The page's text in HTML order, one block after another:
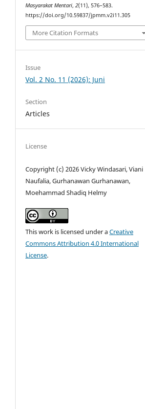
Masyarakat Mentari,2(11), 576–583.
https://doi.org/10.59837/jpmm.v2i11.305
More Citation Formats
Issue
Vol. 2 No. 11 (2026): Juni
Section
Articles
License
Copyright (c) 2026 Vicky Windasari, Viani
Naufalia, Gurhanawan Gurhanawan,
Moehammad Shadiq Helmy
This work is licensed under aCreative
Commons Attribution 4.0 International
License.